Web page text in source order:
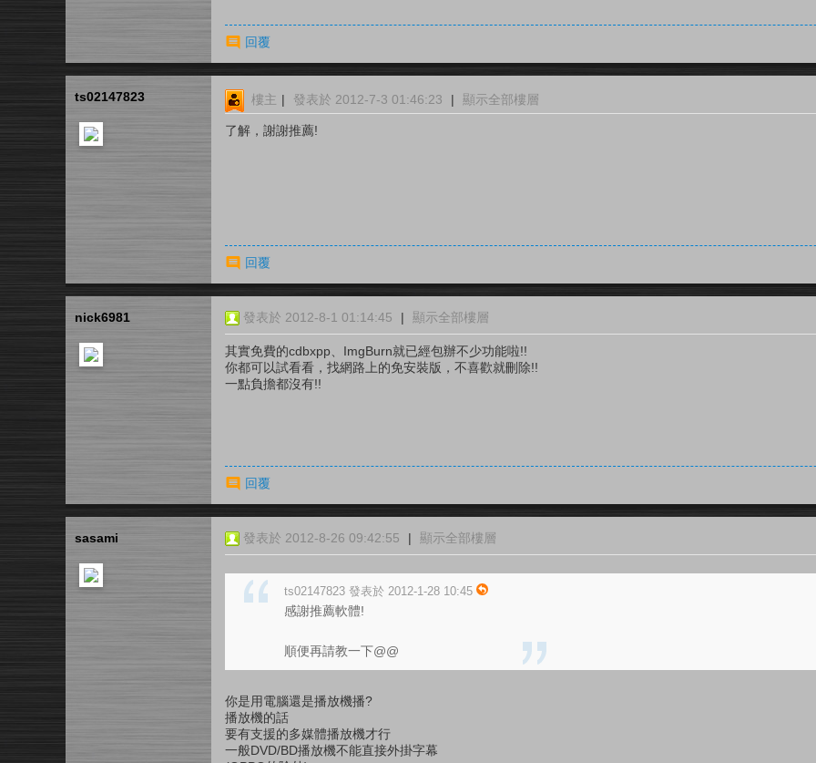
回覆
ts02147823 樓主 | 發表於 2012-7-3 01:46:23 | 顯示全部樓層
了解，謝謝推薦!
回覆
nick6981 發表於 2012-8-1 01:14:45 | 顯示全部樓層
其實免費的cdbxpp、ImgBurn就已經包辦不少功能啦!!
你都可以試看看，找網路上的免安裝版，不喜歡就刪除!!
一點負擔都沒有!!
回覆
sasami 發表於 2012-8-26 09:42:55 | 顯示全部樓層
ts02147823 發表於 2012-1-28 10:45
感謝推薦軟體!
順便再請教一下@@
你是用電腦還是播放機播?
播放機的話
要有支援的多媒體播放機才行
一般DVD/BD播放機不能直接外掛字幕